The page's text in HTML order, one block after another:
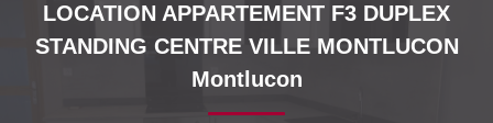
ESTIMER
LOCATION APPARTEMENT F3 DUPLEX
STANDING CENTRE VILLE MONTLUCON
Montlucon